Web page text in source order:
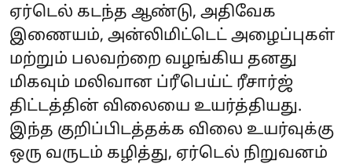
ஏர்டெல் கடந்த ஆண்டு, அதிவேக
இணையம், அன்லிமிட்டெட் அழைப்புகள்
மற்றும் பலவற்றை வழங்கிய தனது
மிகவும் மலிவான ப்ரீபெய்ட் ரீசார்ஜ்
திட்டத்தின் விலையை உயர்த்தியது.
இந்த குறிப்பிடத்தக்க விலை உயர்வுக்கு
ஒரு வருடம் கழித்து, ஏர்டெல் நிறுவனம்